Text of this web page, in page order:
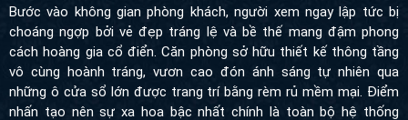
cách hoàng gia cổ điển. Căn phòng sở hữu thiết kế thông tầng vô
cùng hoành tráng, vươn cao đón ánh sáng tự nhiên qua những ô
cửa sổ lớn được trang trí bằng rèm rủ mềm mại. Điểm nhấn tạo
nên sự xa hoa bậc nhất chính là toàn bộ hệ thống tường, cột trụ
và trần nhà đều được ốp gỗ tự nhiên cao cấp với tông màu nâu
trầm ấm áp. Trên nền gỗ ấy là vô số những đường nét hoa văn